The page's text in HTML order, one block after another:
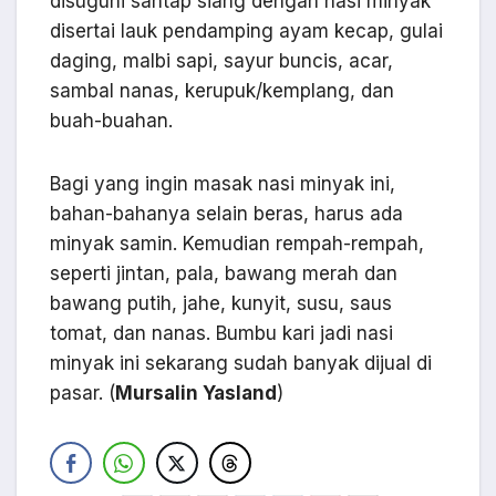
disertai lauk pendamping ayam kecap, gulai
daging, malbi sapi, sayur buncis, acar,
sambal nanas, kerupuk/kemplang, dan
buah-buahan.
Bagi yang ingin masak nasi minyak ini,
bahan-bahanya selain beras, harus ada
minyak samin. Kemudian rempah-rempah,
seperti jintan, pala, bawang merah dan
bawang putih, jahe, kunyit, susu, saus
tomat, dan nanas. Bumbu kari jadi nasi
minyak ini sekarang sudah banyak dijual di
pasar. ( Mursalin Yasland )